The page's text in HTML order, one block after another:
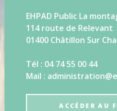
EHPAD Public La
114 route de Relevant
01400 Châtillon Sur
Tél : 04 74 55 00 44
Mail :
ACCÉDER AU